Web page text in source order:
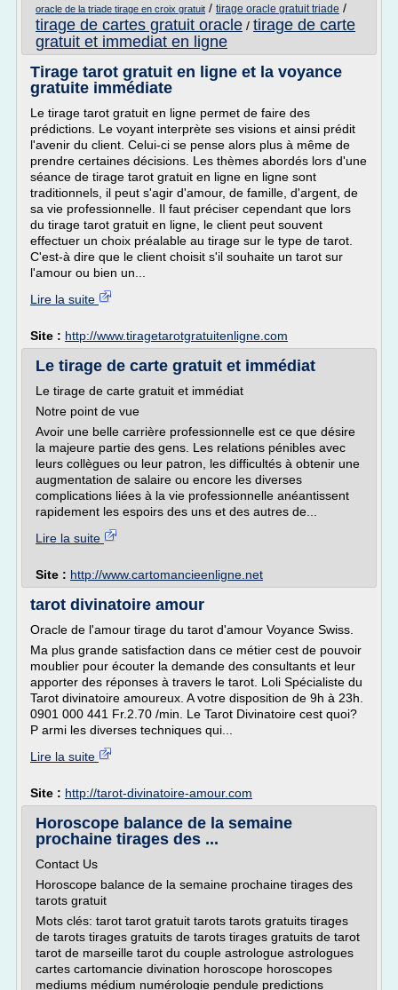
oracle de la triade tirage en croix gratuit / tirage oracle gratuit triade /
tirage de cartes gratuit oracle / tirage de carte
gratuit et immediat en ligne
Tirage tarot gratuit en ligne et la voyance
gratuite immédiate
Le tirage tarot gratuit en ligne permet de faire des
prédictions. Le voyant interprète ses visions et ainsi prédit
l'avenir du client. Celui-ci se pense alors plus à même de
prendre certaines décisions. Les thèmes abordés lors d'une
séance de tirage tarot gratuit en ligne en ligne sont
traditionnels, il peut s'agir d'amour, de famille, d'argent, de
sa vie professionnelle. Il faut préciser cependant que lors
du tirage tarot gratuit en ligne, le client peut souvent
effectuer un choix préalable au tirage sur le type de tarot.
C'est-à dire que le client choisit s'il souhaite un tarot sur
l'amour ou bien un...
Lire la suite
Site : http://www.tiragetarotgratuitenligne.com
Le tirage de carte gratuit et immédiat
Le tirage de carte gratuit et immédiat
Notre point de vue
Avoir une belle carrière professionnelle est ce que désire
la majeure partie des gens. Les relations pénibles avec
leurs collègues ou leur patron, les difficultés à obtenir une
augmentation de salaire ou encore les diverses
complications liées à la vie professionnelle anéantissent
rapidement les espoirs des uns et des autres de...
Lire la suite
Site : http://www.cartomancieenligne.net
tarot divinatoire amour
Oracle de l'amour tirage du tarot d'amour Voyance Swiss.
Ma plus grande satisfaction dans ce métier cest de pouvoir
moublier pour écouter la demande des consultants et leur
apporter des réponses à travers le tarot. Loli Spécialiste du
Tarot divinatoire amoureux. A votre disposition de 9h à 23h.
0901 000 441 Fr.2.70 /min. Le Tarot Divinatoire cest quoi?
P armi les diverses techniques qui...
Lire la suite
Site : http://tarot-divinatoire-amour.com
Horoscope balance de la semaine
prochaine tirages des ...
Contact Us
Horoscope balance de la semaine prochaine tirages des
tarots gratuit
Mots clés: tarot tarot gratuit tarots tarots gratuits tirages
de tarots tirages gratuits de tarots tirages gratuits de tarot
tarot de marseille tarot du couple astrologue astrologues
cartes cartomancie divination horoscope horoscopes
mediums médium numérologie pendule predictions